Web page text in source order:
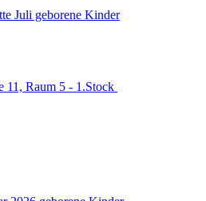
Juli geborene Kinder
11, Raum 5 - 1.Stock